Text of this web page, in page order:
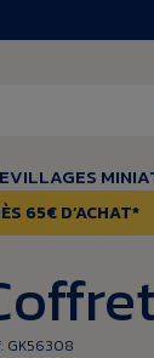
VILLAGES
65€ D’ACHAT*
GK56308